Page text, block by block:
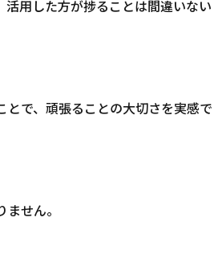
用した方が捗ることは間違いない
で、頑張ることの大切さを実感で
せん。